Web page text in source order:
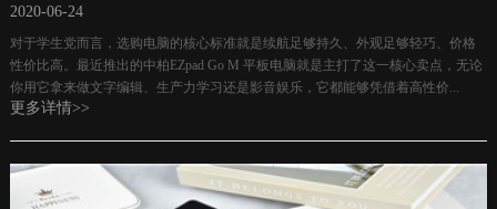
2020-06-24
对于学生党而言，选购电脑的核心标准就是续航足够持久、外观足够轻巧、价格
性价比高。最近推出的中柏EZpad Go M 平板电脑就是主打了这一核心卖点，无论
你用它拿来做文字编辑、生产力学习还是影音娱乐，它都能够凭借着高性价...
更多详情>>